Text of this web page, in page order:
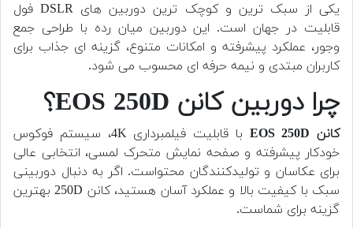
یکی از سبک ترین و کوچک ترین دوربین های DSLR فول
قابلیت در جهان است. این دوربین میان رده با طراحی جمع
وجور، عملکرد پیشرفته و امکانات متنوع، گزینه ای جذاب برای
کاربران مبتدی و نیمه حرفه ای محسوب می شود.
چرا دوربین کانن EOS 250D؟
کانن EOS 250D
با قابلیت فیلمبرداری 4K، سیستم فوکوس
خودکار پیشرفته و صفحه نمایش متحرک لمسی، انتخابی عالی
برای عکاسان و تولیدکنندگان محتواست. اگر به دنبال دوربینی
سبک با کیفیت بالا و عملکرد آسان هستید، کانن 250D بهترین
گزینه برای شماست.